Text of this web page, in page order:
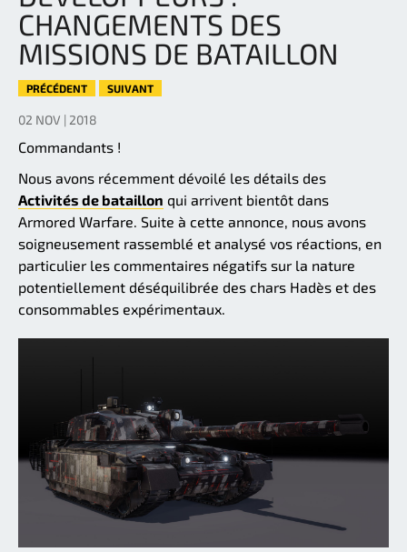
CHANGEMENTS DES
MISSIONS DE BATAILLON
PRÉCÉDENT SUIVANT
02 NOV | 2018
Commandants !
Nous avons récemment dévoilé les détails des
Activités de bataillon qui arrivent bientôt dans
Armored Warfare. Suite à cette annonce, nous avons
soigneusement rassemblé et analysé vos réactions, en
particulier les commentaires négatifs sur la nature
potentiellement déséquilibrée des chars Hadès et des
consommables expérimentaux.